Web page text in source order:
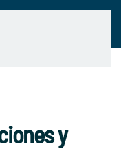
y